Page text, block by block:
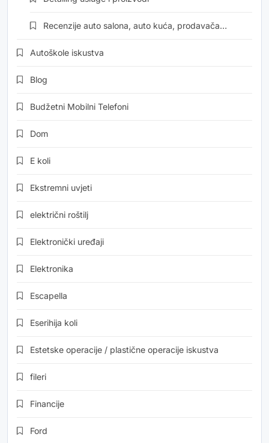
Recenzije auto salona, auto kuća, prodavača…
Autoškole iskustva
Blog
Budžetni Mobilni Telefoni
Dom
E koli
Ekstremni uvjeti
električni roštilj
Elektronički uređaji
Elektronika
Escapella
Eserihija koli
Estetske operacije / plastične operacije iskustva
fileri
Financije
Ford